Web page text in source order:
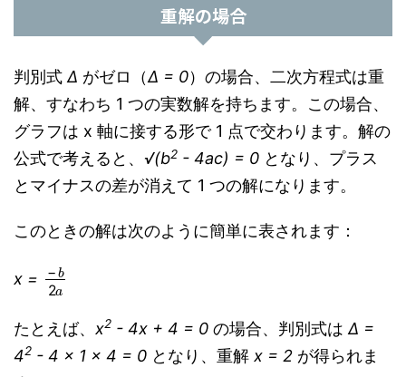
重解の場合
判別式Δ がゼロ（Δ = 0）の場合、二次方程式は重
解、すなわち 1 つの実数解を持ちます。この場合、
グラフは x 軸に接する形で 1 点で交わります。解の
公式で考えると、 √(b2 - 4ac) = 0 となり、プラス
とマイナスの差が消えて 1 つの解になります。
このときの解は次のように簡単に表されます：
x =
b
たとえば、 x2 - 4x + 4 = 0 の場合、判別式は Δ =
42 - 4 × 1 × 4 = 0 となり、重解 x = 2 が得られま